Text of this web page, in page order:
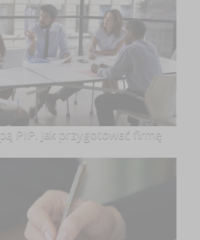
PIP. Jak przygotować firmę